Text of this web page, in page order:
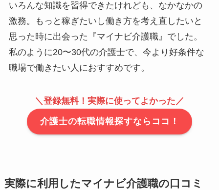
いろんな知識を習得できたけれども、なかなかの
激務。もっと稼ぎたいし働き方を考え直したいと
思った時に出会った『マイナビ介護職』でした。
私のように20〜30代の介護士で、今より好条件な
職場で働きたい人におすすめです。
＼ 登録無料！実際に使ってよかった ／
介護士の転職情報探すならココ！
実際に利用したマイナビ介護職の口コミ